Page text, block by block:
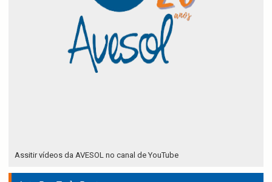
Assitir vídeos da AVESOL no canal de YouTube